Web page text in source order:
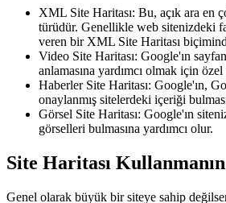
XML Site Haritası: Bu, açık ara en
türüdür. Genellikle web sitenizdeki
veren bir XML Site Haritası
Video Site Haritası: Google'ın
anlamasına yardımcı olmak için
Haberler Site Haritası: Google'ın,
onaylanmış sitelerdeki içeriği
Görsel Site Haritası: Google'ın
görselleri bulmasına yardımcı olur.
Site Haritası
Genel olarak büyük bir siteye sahip